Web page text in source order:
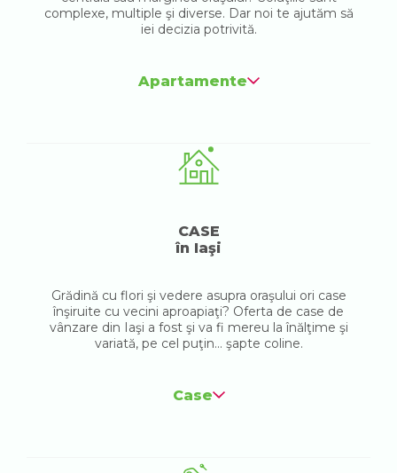
complexe, multiple şi diverse. Dar noi te ajutăm să
iei decizia potrivită.
Apartamente
CASE
în Iaşi
Grădină cu flori şi vedere asupra oraşului ori case
înşiruite cu vecini aproapiaţi? Oferta de case de
vânzare din Iaşi a fost şi va fi mereu la înălţime şi
variată, pe cel puţin... şapte coline.
Case